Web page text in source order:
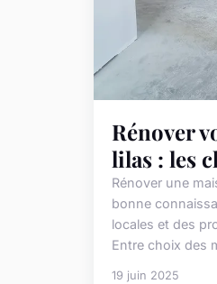
Rénover
lilas : les
Rénover une
bonne
locales et des
Entre choix des
19 juin 2025